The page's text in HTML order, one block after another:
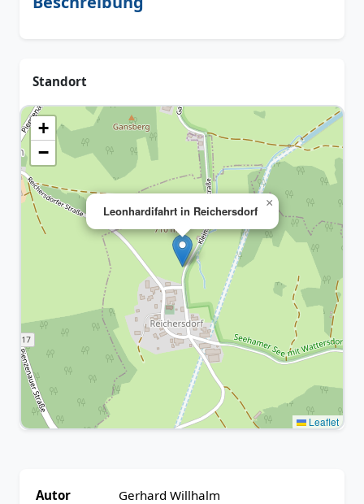
Standort
Leonhardifahrt in Reichersdorf
×
+
−
Leaflet
Autor
Gerhard Willhalm